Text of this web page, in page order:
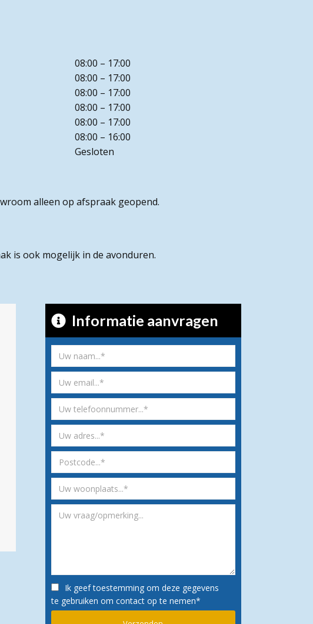
08:00 – 17:00
08:00 – 17:00
08:00 – 17:00
08:00 – 17:00
08:00 – 17:00
08:00 – 16:00
Gesloten
alleen op afspraak geopend.
is ook mogelijk in de avonduren.
Informatie aanvragen
Ik geef toestemming om deze gegevens
te gebruiken om contact op te nemen*